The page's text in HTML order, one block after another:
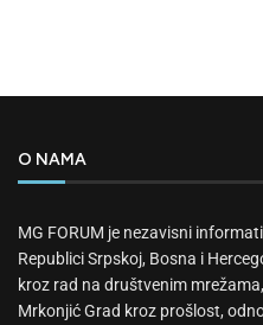
O NAMA
MG FORUM je nezavisni
Republici Srpskoj, Bosna i
kroz rad na društvenim
Mrkonjić Grad kroz prošlost,